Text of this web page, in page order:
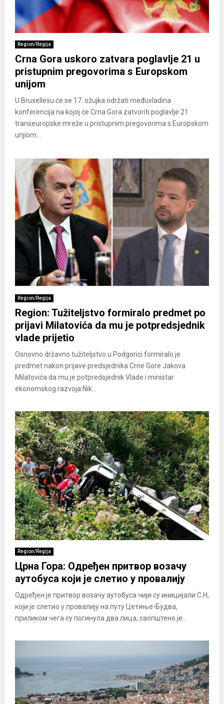
Region/Regija
Crna Gora uskoro zatvara poglavlje 21 u
pristupnim pregovorima s Europskom
unijom
U Bruxellesu će se 17. ožujka održati međuvladina
konferencija na kojoj će Crna Gora zatvoriti poglavlje 21
transeuropske mreže u pristupnim pregovorima s Europskom
unjiom...
Region/Regija
Region: Tužiteljstvo formiralo predmet po
prijavi Milatovića da mu je potpredsjednik
vlade prijetio
Osnovno državno tužiteljstvo u Podgorici formiralo je
predmet nakon prijave predsjednika Crne Gore Jakova
Milatovića da mu je potpredsjednik Vlade i ministar
ekonomskog razvoja Nik...
Region/Regija
Црна Гора: Одређен притвор возачу
аутобуса који је слетио у провалију
Одређен је притвор возачу аутобуса чији су иницијали С.Н,
који је слетио у провалију на путу Цетиње-Будва,
приликом чега су погинула два лица, саопштено је...